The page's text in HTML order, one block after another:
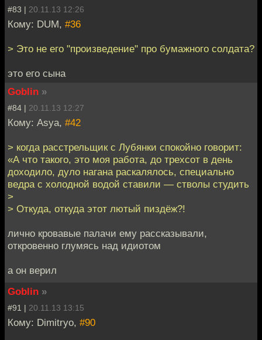
#83 | 20.11.13 12:26
Кому: DUM, #36
> Это не его "произведение" про бумажного солдата?
это его сына
Goblin »
#84 | 20.11.13 12:27
Кому: Asya, #42
> когда расстрельщик с Лубянки спокойно говорит:
«А что такого, это моя работа, до трехсот в день
доходило, дуло нагана раскалялось, специально
ведра с холодной водой ставили — стволы студить
>
> Откуда, откуда этот лютый пиздёж?!
лично кровавые палачи ему рассказывали,
откровенно глумясь над идиотом
а он верил
Goblin »
#91 | 20.11.13 13:15
Кому: Dimitryo, #90